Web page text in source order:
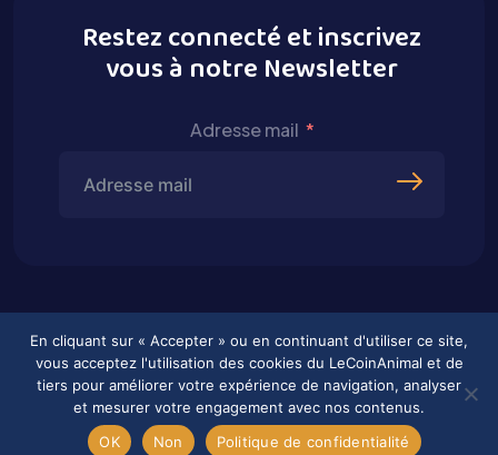
Restez connecté et inscrivez
vous à notre Newsletter
Adresse mail
2026 © Tous droits réservés
En cliquant sur « Accepter » ou en continuant d'utiliser ce site,
vous acceptez l'utilisation des cookies du LeCoinAnimal et de
tiers pour améliorer votre expérience de navigation, analyser
et mesurer votre engagement avec nos contenus.
OK
Non Politique de confidentialité